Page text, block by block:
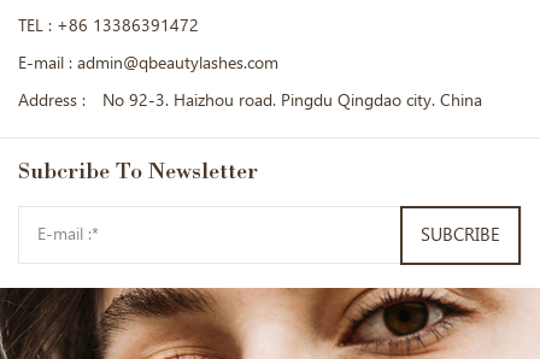
TEL : +86 13386391472
E-mail : admin@qbeautylashes.com
Address :
No 92-3. Haizhou road. Pingdu Qingdao city. China
Subcribe To Newsletter
SUBCRIBE